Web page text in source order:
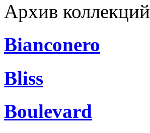
Архив коллекций
Bianconero
Bliss
Boulevard